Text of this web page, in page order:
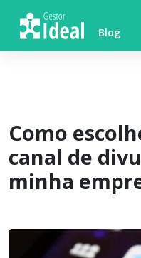
content
Blog
Como
canal de
minha